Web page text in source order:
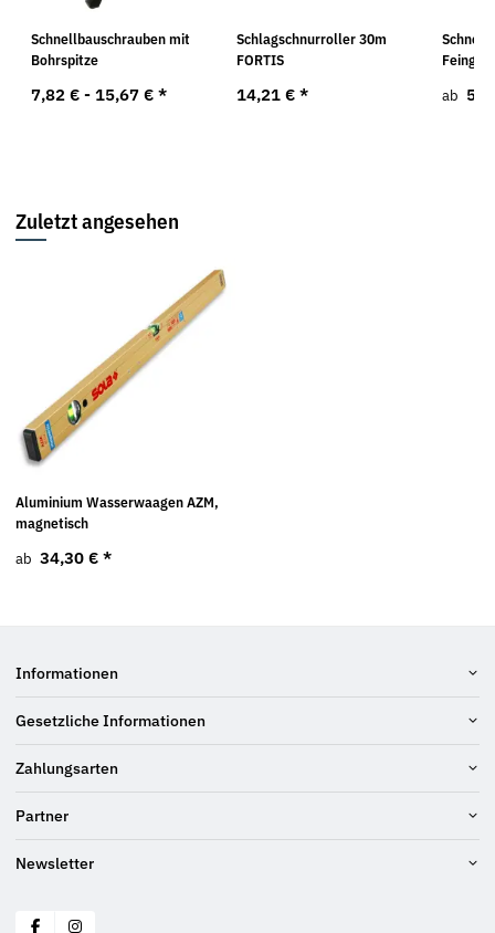
Schnellbauschrauben mit
Bohrspitze
7,82 € - 15,67 € *
Schlagschnurroller 30m
FORTIS
14,21 € *
ab
Zuletzt angesehen
Aluminium Wasserwaagen AZM,
magnetisch
ab 34,30 € *
Informationen
Gesetzliche Informationen
Zahlungsarten
Partner
Newsletter